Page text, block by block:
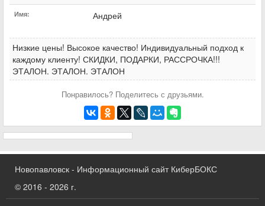
Имя: Андрей
Низкие цены! Высокое качество! Индивидуальный подход к
каждому клиенту! СКИДКИ, ПОДАРКИ, РАССРОЧКА!!!
ЭТАЛОН. ЭТАЛОН. ЭТАЛОН
Понравилось? Поделитесь с друзьями.
Новопавловск - Информационный сайт КиберБОКС
© 2016 - 2026 г.